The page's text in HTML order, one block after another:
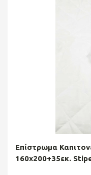
Επίστρωμα
160x200+35εκ.